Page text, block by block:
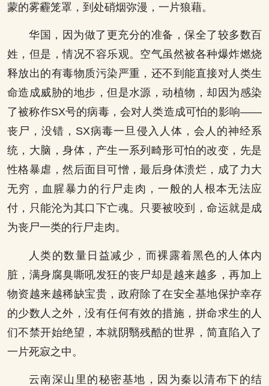
蒙的雾霾笼罩，到处硝烟弥漫，一片狼藉。
华国，因为做了更充分的准备，保全了较多数百
姓，但是，情况不容乐观。空气虽然被各种爆炸燃烧
释放出的有毒物质污染严重，还不到能直接对人类生
命造成威胁的地步，但是水源，动植物，却因为感染
了被称作SX号的病毒，会对人类造成可怕的影响——
丧尸，没错，SX病毒一旦侵入人体，会人的神经系
统，大脑，身体，产生一系列畸形可怕的改变，先是
性格暴虐，然后面目可憎，最后身体溃烂，成了力大
无穷，血腥暴力的行尸走肉，一般的人根本无法应
付，只能沦为其口下亡魂。只要被咬到，命运就是成
为丧尸一类的行尸走肉。
人类的数量日益减少，而裸露着黑色的人体内
脏，满身腐臭嘶吼发狂的丧尸却是越来越多，再加上
物资越来越稀缺宝贵，政府除了在安全基地保护幸存
的少数人之外，没有任何有效的措施，拼命求生的人
们不禁开始绝望，本就阴翳残酷的世界，简直陷入了
一片死寂之中。
云南深山里的秘密基地，因为秦以清布下的结